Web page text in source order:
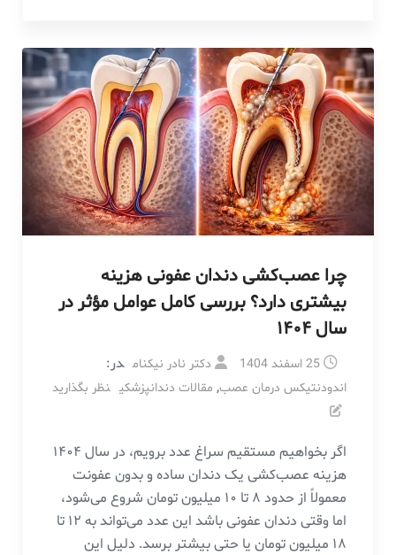
چرا عصب‌کشی دندان عفونی هزینه
بیشتری دارد؟ بررسی کامل عوامل مؤثر در
سال ۱۴۰۴
25 اسفند 1404 دکتر نادر نیکنام در:
اندودنتیکس درمان عصب, مقالات دندانپزشکی نظر بگذارید
اگر بخواهیم مستقیم سراغ عدد برویم، در سال ۱۴۰۴
هزینه عصب‌کشی یک دندان ساده و بدون عفونت
معمولاً از حدود ۸ تا ۱۰ میلیون تومان شروع می‌شود،
اما وقتی دندان عفونی باشد این عدد می‌تواند به ۱۲ تا
۱۸ میلیون تومان یا حتی بیشتر برسد. دلیل این